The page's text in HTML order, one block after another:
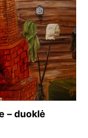
– duoklė